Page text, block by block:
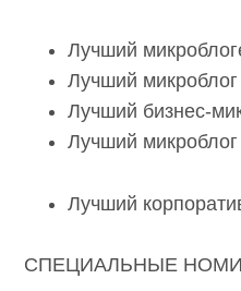
Лучший
Лучший
Лучший бизнес-
Лучший
Лучший
СПЕЦИАЛЬНЫЕ